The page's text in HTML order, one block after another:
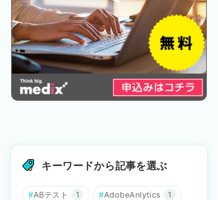
キーワードから記事を選ぶ
ABテスト 1 AdobeAnlytics 1